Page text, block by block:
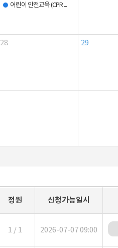
어린이 안전교육 (CPR ...
28 29
정원 신청가능일시
1 / 1 2026-07-07 09:00